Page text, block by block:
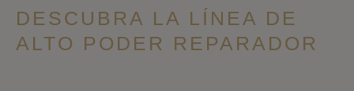
DESCUBRA LA LÍNEA DE
ALTO PODER REPARADOR